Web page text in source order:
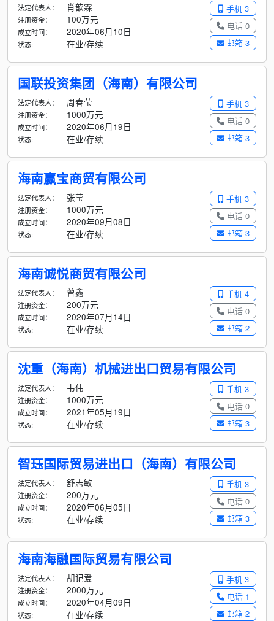
手机 3
电话 0
邮箱 3
法定代表人： 肖歆霖
注册资金： 100万元
成立时间： 2020年06月10日
状态: 在业/存续
国联投资集团（海南）有限公司
手机 3
电话 0
邮箱 3
法定代表人： 周春莹
注册资金： 1000万元
成立时间： 2020年06月19日
状态: 在业/存续
海南赢宝商贸有限公司
手机 3
电话 0
邮箱 3
法定代表人： 张莹
注册资金： 1000万元
成立时间： 2020年09月08日
状态: 在业/存续
海南诚悦商贸有限公司
手机 4
电话 0
邮箱 2
法定代表人： 曾鑫
注册资金： 200万元
成立时间： 2020年07月14日
状态: 在业/存续
沈重（海南）机械进出口贸易有限公司
手机 3
电话 0
邮箱 3
法定代表人： 韦伟
注册资金： 1000万元
成立时间： 2021年05月19日
状态: 在业/存续
智珏国际贸易进出口（海南）有限公司
手机 3
电话 0
邮箱 3
法定代表人： 舒志敏
注册资金： 200万元
成立时间： 2020年06月05日
状态: 在业/存续
海南海融国际贸易有限公司
手机 3
电话 1
邮箱 2
法定代表人： 胡记爱
注册资金： 2000万元
成立时间： 2020年04月09日
状态: 在业/存续